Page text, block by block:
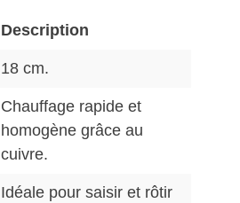
Description
18 cm.
Chauffage rapide et
homogène grâce au
cuivre.
Idéale pour saisir et rôtir